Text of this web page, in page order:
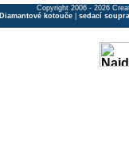
Copyright 2006 - 2026
Diamantové kotouče sedací